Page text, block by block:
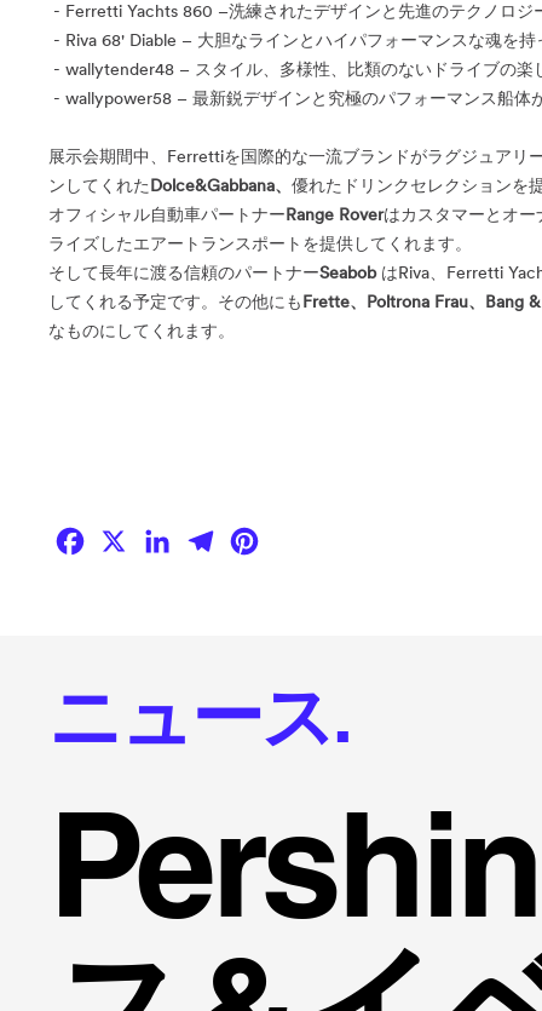
- Ferretti Yachts 860 –洗練されたデザインと先進のテクノロ
- Riva 68' Diable – 大胆なラインとハイパフォーマンスな魂を
- wallytender48 – スタイル、多様性、比類のないドライブの
- wallypower58 – 最新鋭デザインと究極のパフォーマンス船体
展示会期間中、Ferrettiを国際的な一流ブランドがラグジュア
ンしてくれたDolce&Gabbana、 優れたドリンクセレクションを
オフィシャル自動車パートナーRange Roverはカスタマーとオ
ライズしたエアートランスポートを提供してくれます。
そして長年に渡る信頼のパートナーSeabob はRiva、Ferretti
してくれる予定です。その他にもFrette、Poltrona Frau、Bang
なものにしてくれます。
Facebook
X LinkedInTelegram
ニュース.